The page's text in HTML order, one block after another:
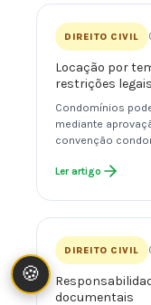
DIREITO CIVIL
Locação por
restrições legais
Condomínios
mediante
convenção
Ler artigo
DIREITO CIVIL
documentais
🍪